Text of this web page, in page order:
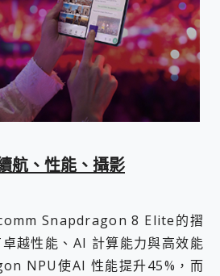
航、性能、攝影
Snapdragon 8 Elite的摺
越性能、AI 計算能力與高效能
NPU使AI 性能提升45%，而